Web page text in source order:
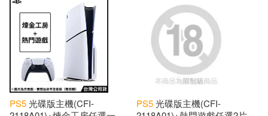
Josiah(2)
Lilly(2) Marva(2)
Sayers(2)
出版社 (可複選)
Ingram(60) Universal(4)
愛貝克思(4)
PS5光碟版主機(CFI-
PS5光碟版主機(CFI-